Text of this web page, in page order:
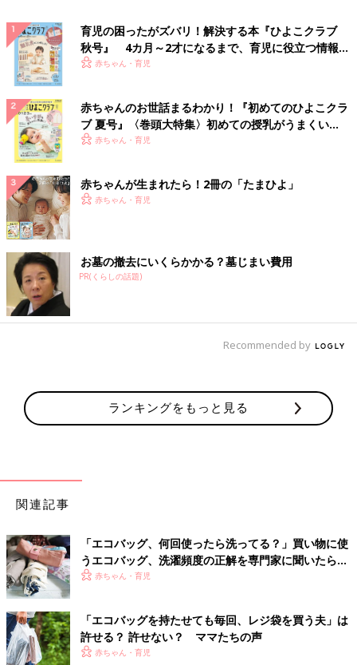
万引きに間違われないかと不安に…
「書店のビニール袋が有料化。『万引きとかに間違われないか
な…』という不安のため、
カバーをつけてもらう、買ったらすぐに店を出るという対処をし
ている小心者の私です」
買い物にエコバッグは当たり前になりましたが、確かに、パンや
本、洋服は盲点ですね。洋服や本、どんどんエコバッグが増えそ
うです。（文・酒井範子）
■文中のコメントは『ウィメンズパーク』の投稿を再編集したも
のです。
育児の困ったがズバリ！解決する本『ひよこクラブ
秋号』 4カ月～2才になるまで、育児に役立つ情報が
いっぱい！
赤ちゃん・育児
赤ちゃんのお世話まるわかり！『初めてのひよこクラ
ブ 夏号』〈巻頭大特集〉初めての授乳がうまくい
く！ おっぱい・ミルクの基本と夏のトラブル 解決テ
赤ちゃん・育児
赤ちゃんが生まれたら！2冊の「たまひよ」
赤ちゃん・育児
お墓の撤去にいくらかかる？墓じまい費用
PR(くらしの話題)
Recommended by
ランキングをもっと見る
関連記事
「エコバッグ、何回使ったら洗ってる？」買い物に使
うエコバッグ、洗濯頻度の正解を専門家に聞いたら…
赤ちゃん・育児
「エコバッグを持たせても毎回、レジ袋を買う夫」は
許せる？ 許せない？ ママたちの声
赤ちゃん・育児